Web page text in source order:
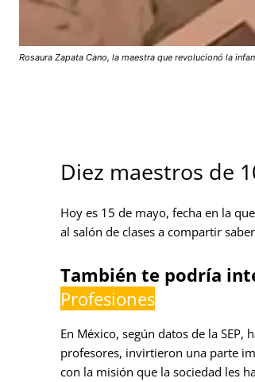
Rosaura Zapata Cano, la maestra que revolucionó la
Diez maestros de
Hoy es 15 de mayo, fecha en la
al salón de clases a compartir
También te podría
Profesiones
En México, según datos de la
profesores, invirtieron una parte
con la misión que la sociedad les